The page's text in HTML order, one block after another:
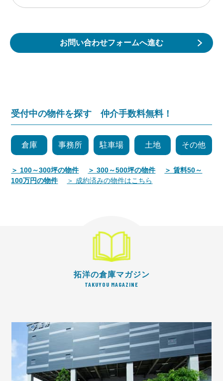
お問い合わせフォームへ進む
受付中の物件を探す 仲介手数料無料！
倉庫 事務所 駐車場 土地 その他
＞ 100～300坪の物件 ＞ 300～500坪の物件
＞ 賃料50～
100万円の物件
＞ 成約済みの物件はこちら
拓洋の倉庫マガジン
TAKUYOU MAGAZINE